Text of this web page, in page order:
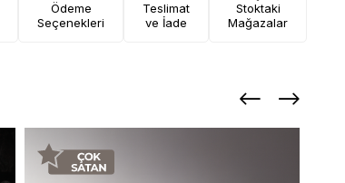
Ödeme
Seçenekleri
Teslimat
ve İade
Stoktaki
Mağazalar